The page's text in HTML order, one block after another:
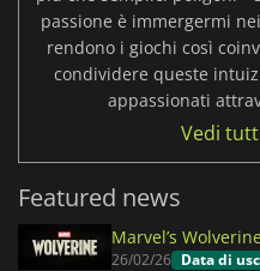
passione è immergermi
rendono i giochi così
condividere queste
appassionati
Vedi
Featured news
Marvel’s
26/02/26 Data di